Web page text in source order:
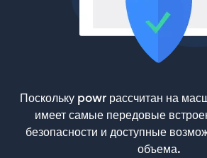
Поскольку powr рассчитан на
имеет самые передовые
безопасности и доступные
объема.